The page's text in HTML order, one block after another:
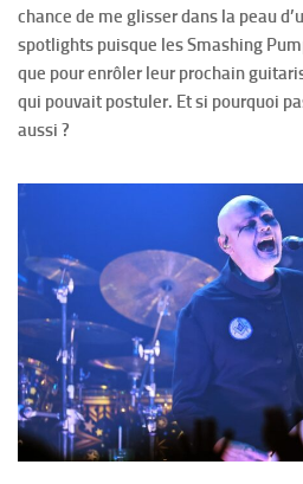
chance de me glisser dans la peau
spotlights puisque les Smashing
que pour enrôler leur prochain
qui pouvait postuler. Et si pourquoi
aussi ?